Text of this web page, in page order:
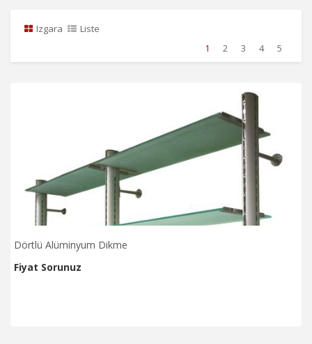
Izgara
Liste
1
2 3 4 5
Dörtlü Alüminyum Dikme
Fiyat Sorunuz